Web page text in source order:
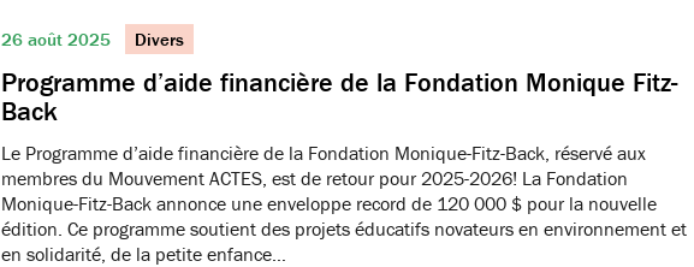
26 août 2025 Divers
Programme d’aide financière de la Fondation Monique Fitz-
Back
Le Programme d’aide financière de la Fondation Monique-Fitz-Back, réservé aux
membres du Mouvement ACTES, est de retour pour 2025-2026! La Fondation
Monique-Fitz-Back annonce une enveloppe record de 120 000 $ pour la nouvelle
édition. Ce programme soutient des projets éducatifs novateurs en environnement et
en solidarité, de la petite enfance…